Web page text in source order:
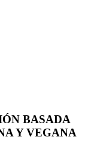
BASADA
Y VEGANA